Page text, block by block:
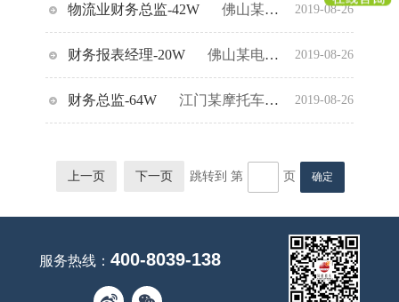
2019-08-26
物流业财务总监-42W 佛山某物流公司
2019-08-26
财务报表经理-20W 佛山某电子商务公司
2019-08-26
财务总监-64W 江门某摩托车公司
上一页 下一页 跳转到 第 页
服务热线：400-8039-138